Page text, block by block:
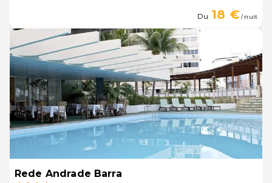
Du 18 €/ nuit
Rede Andrade Barra